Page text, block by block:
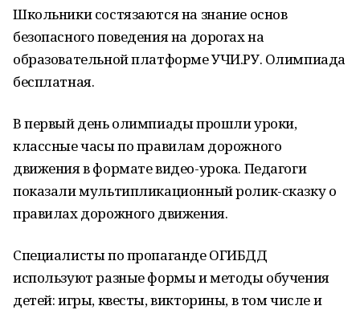
Школьники состязаются на знание основ
безопасного поведения на дорогах на
образовательной платформе УЧИ.РУ. Олимпиада
бесплатная.
В первый день олимпиады прошли уроки,
классные часы по правилам дорожного
движения в формате видео-урока. Педагоги
показали мультипликационный ролик-сказку о
правилах дорожного движения.
Специалисты по пропаганде ОГИБДД
используют разные формы и методы обучения
детей: игры, квесты, викторины, в том числе и